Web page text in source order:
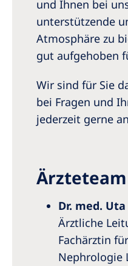
Philippines
North America
United States of
NephroCare
und Ihnen bei
unterstützende
Atmosphäre zu
gut aufgehoben
Wir sind für Sie
bei Fragen und
jederzeit gerne
Ärzteteam
Dr. med.
Ärztliche
Fachärztin
Nephrologie